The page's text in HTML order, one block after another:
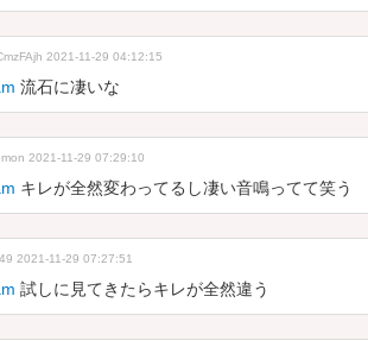
2021-11-29 04:12:15
流石に凄いな
2021-11-29 07:29:10
キレが全然変わってるし凄い音鳴ってて笑う
2021-11-29 07:27:51
試しに見てきたらキレが全然違う